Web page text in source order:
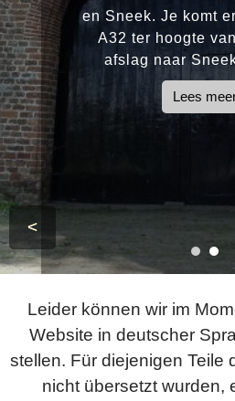
en Sneek. Je komt
A32 ter hoogte
afslag naar
Lees
<
Leider können wir im
Website in deutscher
stellen. Für diejenigen Teile
nicht übersetzt wurden,